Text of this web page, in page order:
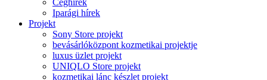
Céghírek
Iparági hírek
Projekt
Sony Store projekt
bevásárlóközpont kozmetikai projektje
luxus üzlet projekt
UNIQLO Store projekt
kozmetikai lánc készlet projekt